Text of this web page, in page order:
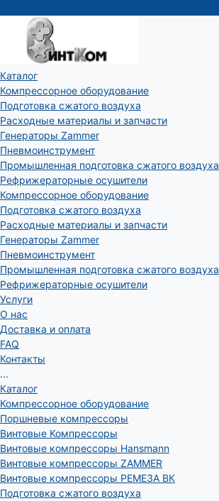
Каталог
Компрессорное оборудование
Подготовка сжатого воздуха
Расходные материалы и запчасти
Генераторы Zammer
Пневмоинструмент
Промышленная подготовка сжатого воздуха
Рефрижераторные осушители
Компрессорное оборудование
Подготовка сжатого воздуха
Расходные материалы и запчасти
Генераторы Zammer
Пневмоинструмент
Промышленная подготовка сжатого воздуха
Рефрижераторные осушители
Услуги
О нас
Доставка и оплата
FAQ
Контакты
...
Каталог
Компрессорное оборудование
Поршневые компрессоры
Винтовые Компрессоры
Винтовые компрессоры Hansmann
Винтовые компрессоры ZAMMER
Винтовые компрессоры РЕМЕЗА ВК
Подготовка сжатого воздуха